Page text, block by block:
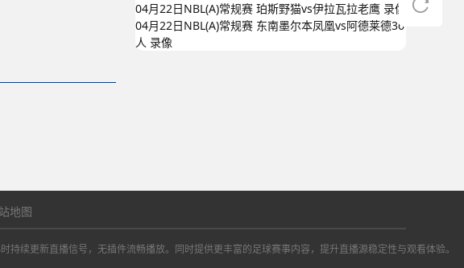
04月22日NBL(A)常规赛 珀斯野猫vs伊拉瓦拉老鹰 录像
04月22日NBL(A)常规赛 东南墨尔本凤凰vs阿德莱德36
人 录像
地图
续更新直播信号，无插件流畅播放。同时提供更丰富的足球赛事内容，提升直播源稳定性与观看体验。